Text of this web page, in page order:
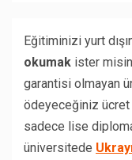
Eğitiminizi yurt
okumak ister
garantisi olmayan
ödeyeceğiniz ücret
sadece lise
üniversitede